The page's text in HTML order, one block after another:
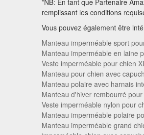
*NB: En tant que Partenaire
remplissant les conditions
Vous pouvez également être
Manteau imperméable sport
Manteau imperméable en laine
Veste imperméable pour chien
Manteau pour chien avec
Manteau polaire avec harnais
Manteau d'hiver rembourré
Veste imperméable nylon pour
Manteau imperméable polaire
Manteau imperméable grand